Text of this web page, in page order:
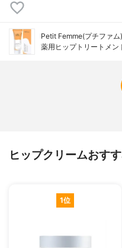
Petit Femme(プチファム)
薬用ヒップトリートメン
ヒップクリームおす
1位